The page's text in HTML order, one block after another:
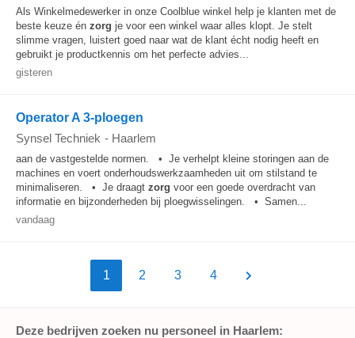
Als Winkelmedewerker in onze Coolblue winkel help je klanten met de
beste keuze én zorg je voor een winkel waar alles klopt. Je stelt
slimme vragen, luistert goed naar wat de klant écht nodig heeft en
gebruikt je productkennis om het perfecte advies...
gisteren
Operator A 3-ploegen
Synsel Techniek - Haarlem
aan de vastgestelde normen. • Je verhelpt kleine storingen aan de
machines en voert onderhoudswerkzaamheden uit om stilstand te
minimaliseren. • Je draagt zorg voor een goede overdracht van
informatie en bijzonderheden bij ploegwisselingen. • Samen...
vandaag
1 2 3 4
Deze bedrijven zoeken nu personeel in Haarlem: